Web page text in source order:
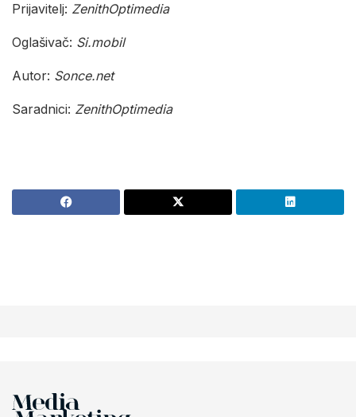
Prijavitelj: ZenithOptimedia
Oglašivač: Si.mobil
Autor: Sonce.net
Saradnici: ZenithOptimedia